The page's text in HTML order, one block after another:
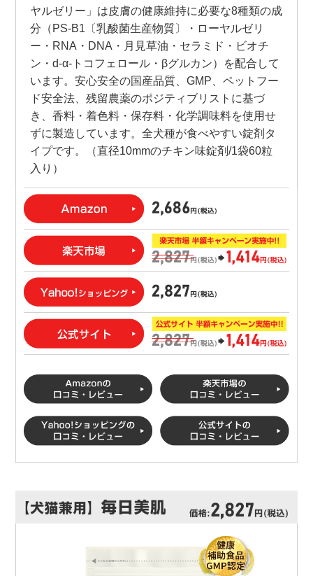
ヤルゼリー」は皮膚の健康維持に必要な8種類の成
分（PS-B1〔乳酸菌生産物質〕・ローヤルゼリ
ー・RNA・DNA・月見草油・セラミド・ビオチ
ン・d-α-トコフェロール・βグルカン）を配合して
います。安心安全の国産品質、GMP、ペットフー
ド安全法、残留農薬のポジティブリストに基づ
き、香料・着色料・保存料・化学調味料を使用せ
ずに製造しています。全犬種が食べやすい錠剤タ
イプです。（直径10mmのチキン味錠剤/1袋60粒
入り）